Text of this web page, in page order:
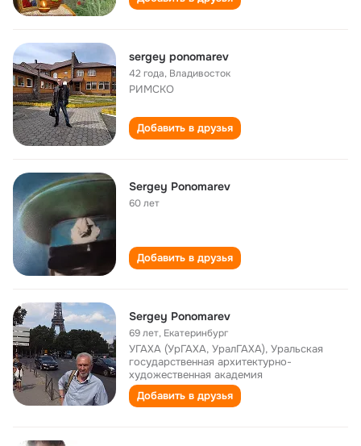
sergey ponomarev
42 года, Владивосток
РИМСКО
Добавить в друзья
Sergey Ponomarev
60 лет
Добавить в друзья
Sergey Ponomarev
69 лет, Екатеринбург
УГАХА (УрГАХА, УралГАХА), Уральская
государственная архитектурно-
художественная академия
Добавить в друзья